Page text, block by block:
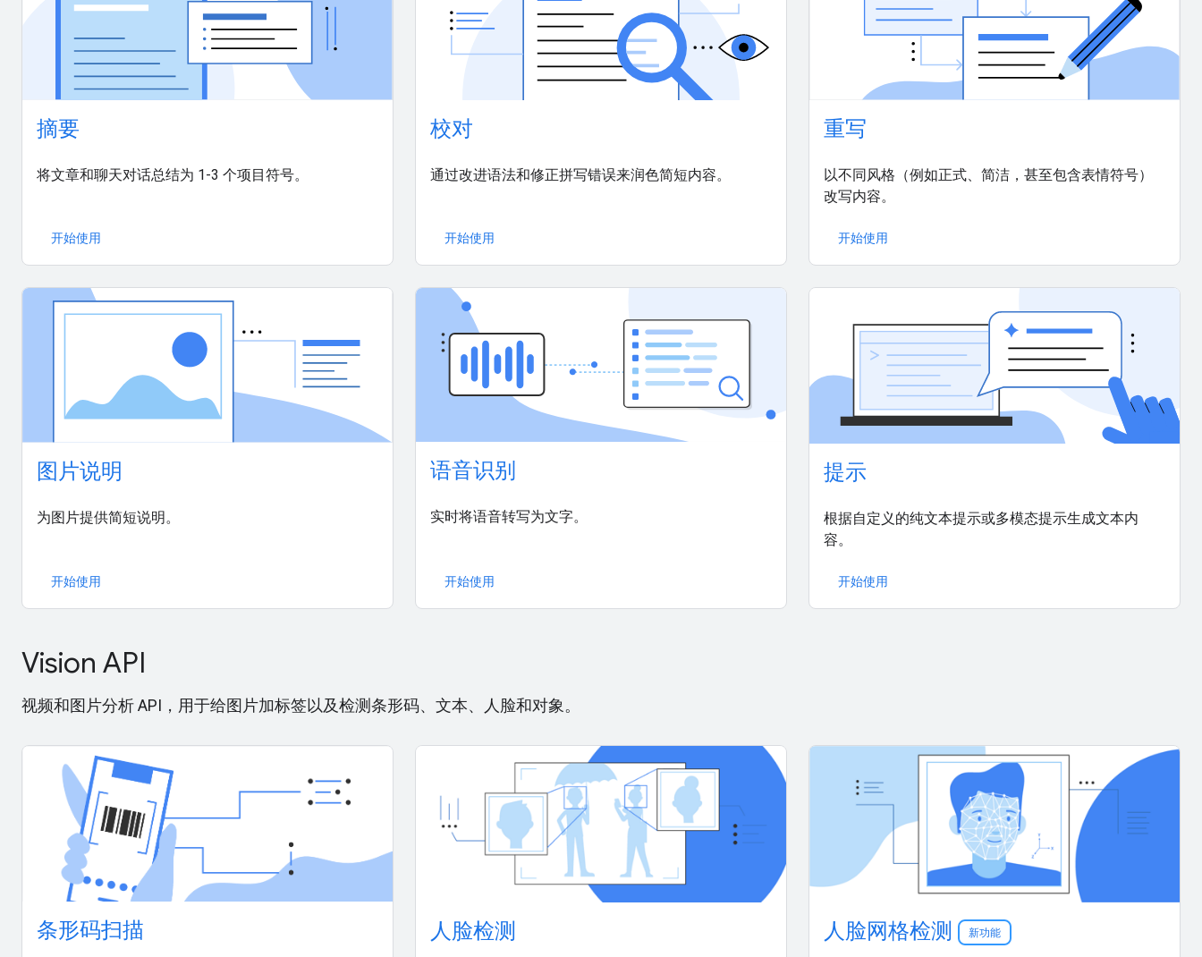
摘要
将文章和聊天对话总结为 1-3 个项目符号。
开始使用
校对
通过改进语法和修正拼写错误来润色简短内容。
开始使用
重写
以不同风格（例如正式、简洁，甚至包含表情符号）
改写内容。
开始使用
图片说明
为图片提供简短说明。
开始使用
语音识别
实时将语音转写为文字。
开始使用
提示
根据自定义的纯文本提示或多模态提示生成文本内
容。
开始使用
Vision API
视频和图片分析 API，用于给图片加标签以及检测条形码、文本、人脸和对象。
条形码扫描 人脸检测 人脸网格检测 新功能